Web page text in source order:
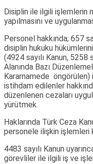
Disiplin ile ilgili işlemlerin
yapılmasını ve
Personel hakkında; 657
disiplin hukuku
(4924 sayılı Kanun, 5258
Alanında Bazı
Kararnamede öngörülen)
istihdam edilenler
düzenlenen cezaları
yürütmek.
Haklarında Türk Ceza
personele ilişkin işlemleri
4483 sayılı Kanun
görevliler ile ilgili iş ve